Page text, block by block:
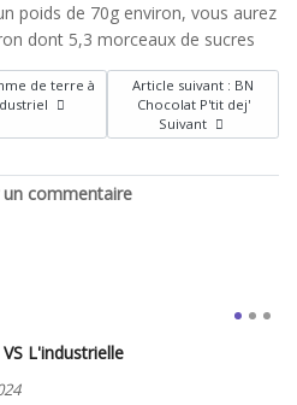
poids de 70g environ, vous aurez
dont 5,3 morceaux de sucres
de terre à
Article suivant : BN
Chocolat P'tit dej'
Suivant
commentaire
L'industrielle